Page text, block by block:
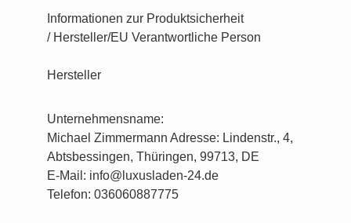
Informationen zur Produktsicherheit
/ Hersteller/EU Verantwortliche Person
Hersteller
Unternehmensname:
Michael Zimmermann Adresse: Lindenstr., 4,
Abtsbessingen, Thüringen, 99713, DE
E-Mail: info@luxusladen-24.de
Telefon: 036060887775